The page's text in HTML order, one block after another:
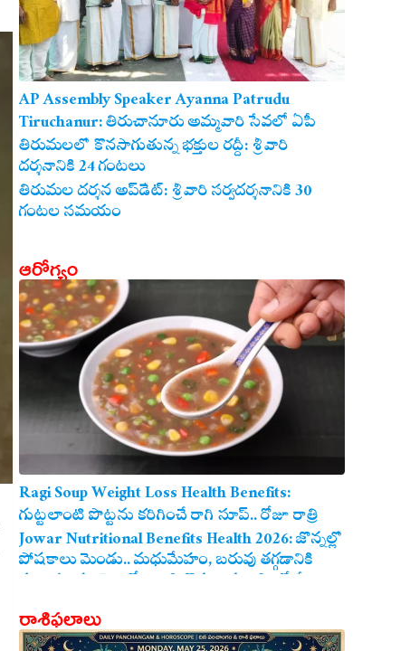
AP Assembly Speaker Ayanna Patrudu
Tiruchanur: తిరుచానూరు అమ్మవారి సేవలో ఏపీ
అసెంబ్లీ స్పీకర్.. కుటుంబ సమేతంగా దర్శించుకున్న
అయ్యన్నపాత్రుడు!
తిరుమలలో కొనసాగుతున్న భక్తుల రద్దీ: శ్రీవారి
దర్శనానికి 24 గంటలు
తిరుమల దర్శన అప్‌డేట్: శ్రీవారి సర్వదర్శనానికి 30
గంటల సమయం
ఆరోగ్యం
Ragi Soup Weight Loss Health Benefits:
గుట్టలాంటి పొట్టను కరిగించే రాగి సూప్.. రోజూ రాత్రి
తాగితే బరువు తగ్గడం ఖాయం!
Jowar Nutritional Benefits Health 2026: జొన్నల్లో
పోషకాలు మెండు.. మధుమేహం, బరువు తగ్గడానికి
మరియు గుండె ఆరోగ్యానికి జొన్న అన్నం ఎంతో మేలు!
రాశిఫలాలు